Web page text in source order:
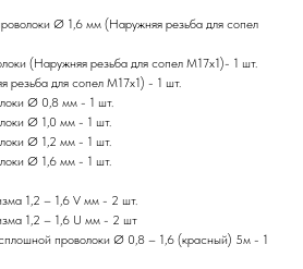
Ø 1,6 мм (Наружняя резьба для сопел
(Наружняя резьба для сопел М17х1)- 1 шт.
резьба для сопел М17х1) - 1 шт.
Ø 0,8 мм - 1 шт.
Ø 1,0 мм - 1 шт.
Ø 1,2 мм - 1 шт.
Ø 1,6 мм - 1 шт.
1,2 – 1,6 V мм - 2 шт.
1,2 – 1,6 U мм - 2 шт
проволоки Ø 0,8 – 1,6 (красный) 5м - 1